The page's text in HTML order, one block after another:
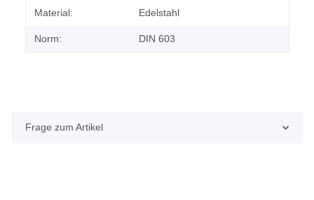
Material: Edelstahl
Norm: DIN 603
Frage zum Artikel